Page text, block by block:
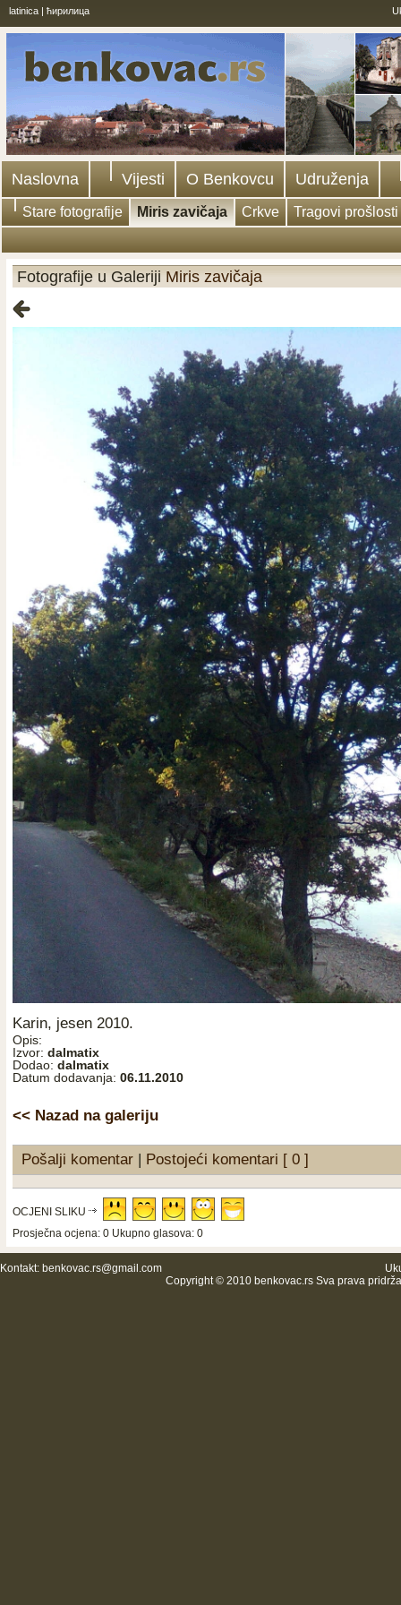
latinica | ћирилица
Naslovna Vijesti O Benkovcu Udruženja
Stare fotografije Miris zavičaja Crkve Tragovi prošlosti
Fotografije u Galeriji Miris zavičaja
Karin, jesen 2010.
Opis:
Izvor: dalmatix
Dodao: dalmatix
Datum dodavanja: 06.11.2010
<< Nazad na galeriju
Pošalji komentar | Postojeći komentari [ 0 ]
OCJENI SLIKU
Prosječna ocjena: 0 Ukupno glasova: 0
Kontakt: benkovac.rs@gmail.com
Copyright © 2010 benkovac.rs Sva prava